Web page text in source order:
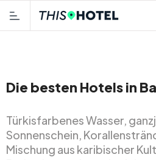
Die besten Hotels in
Türkisfarbenes Wasser,
Sonnenschein,
Mischung aus karibischer